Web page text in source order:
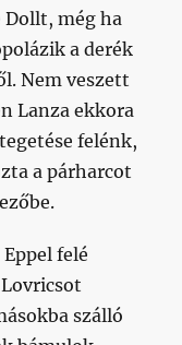
Dollt, még ha
a derék
Nem veszett
Lanza ekkora
felénk,
a párharcot
felé
szálló